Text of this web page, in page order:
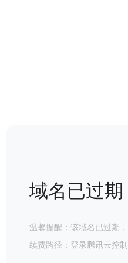
域名已过
温馨提醒：该域名已过期
续费路径：登录腾讯云控